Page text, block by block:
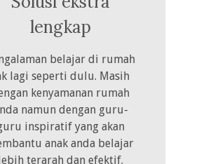
lengkap
belajar di rumah
lagi seperti dulu. Masih
kenyamanan rumah
namun dengan guru-
inspiratif yang akan
anak anda belajar
terarah dan efektif.